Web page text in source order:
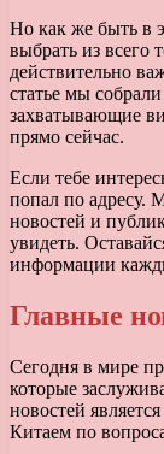
Но как же быть в
выбрать из всего
действительно
статье мы
захватывающие
прямо сейчас.
Если тебе
попал по адресу.
новостей и
увидеть.
информации
Главные
Сегодня в мире
которые
новостей
Китаем по